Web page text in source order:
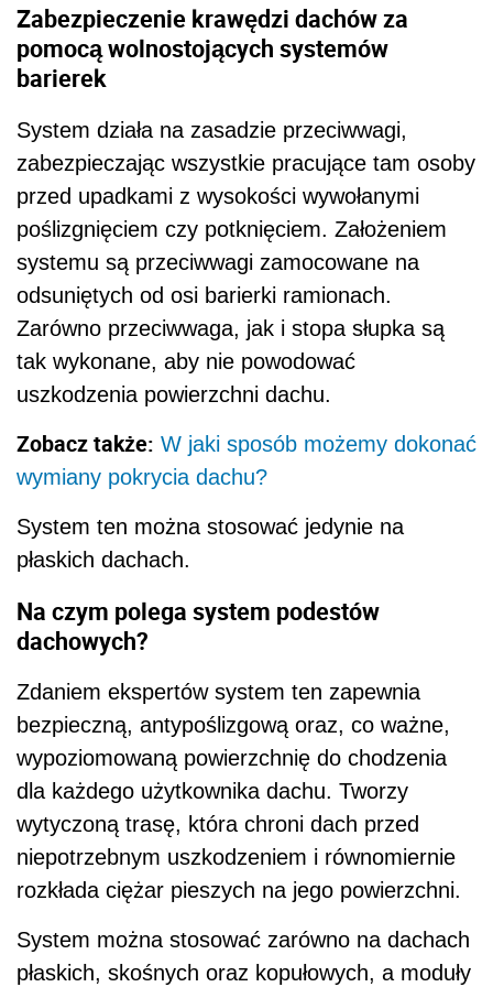
Zabezpieczenie krawędzi dachów za
pomocą wolnostojących systemów
barierek
System działa na zasadzie przeciwwagi,
zabezpieczając wszystkie pracujące tam osoby
przed upadkami z wysokości wywołanymi
poślizgnięciem czy potknięciem. Założeniem
systemu są przeciwwagi zamocowane na
odsuniętych od osi barierki ramionach.
Zarówno przeciwwaga, jak i stopa słupka są
tak wykonane, aby nie powodować
uszkodzenia powierzchni dachu.
Zobacz także: W jaki sposób możemy dokonać
wymiany pokrycia dachu?
System ten można stosować jedynie na
płaskich dachach.
Na czym polega system podestów
dachowych?
Zdaniem ekspertów system ten zapewnia
bezpieczną, antypoślizgową oraz, co ważne,
wypoziomowaną powierzchnię do chodzenia
dla każdego użytkownika dachu. Tworzy
wytyczoną trasę, która chroni dach przed
niepotrzebnym uszkodzeniem i równomiernie
rozkłada ciężar pieszych na jego powierzchni.
System można stosować zarówno na dachach
płaskich, skośnych oraz kopułowych, a moduły